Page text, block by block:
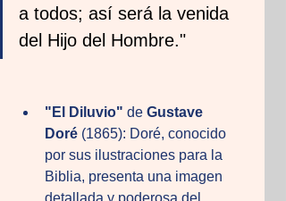
a todos; así será la venida
del Hijo del Hombre."
"El Diluvio" de Gustave
Doré (1865): Doré, conocido
por sus ilustraciones para la
Biblia, presenta una imagen
detallada y poderosa del